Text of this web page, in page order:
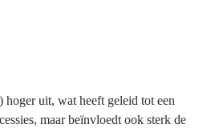
uit, wat heeft geleid tot een
maar beïnvloedt ook sterk de